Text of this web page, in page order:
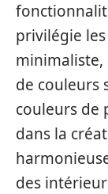
privilégie
de couleurs
couleurs de
dans la
des